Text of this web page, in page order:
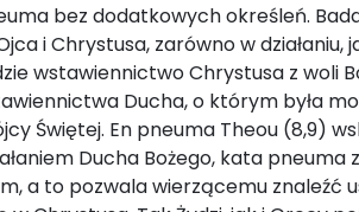
bez dodatkowych określeń.
i Chrystusa, zarówno w działaniu,
wstawiennictwo Chrystusa z woli
Ducha, o którym była
Świętej. En pneuma Theou (8,9)
Ducha Bożego, kata pneuma
a to pozwala wierzącemu znaleźć